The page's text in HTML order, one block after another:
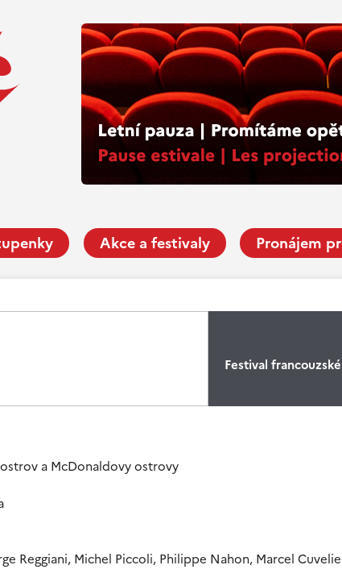
Akce a festivaly Pronájem
Festival
a McDonaldovy ostrovy
Reggiani, Michel Piccoli, Philippe Nahon, Marcel